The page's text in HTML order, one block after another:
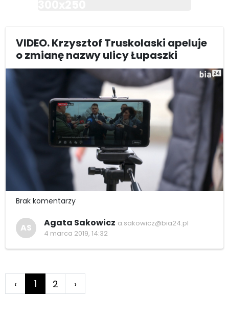
VIDEO. Krzysztof Truskolaski apeluje
o zmianę nazwy ulicy Łupaszki
Brak komentarzy
AS Agata Sakowicz a.sakowicz@bia24.pl
4 marca 2019, 14:32
‹ 1 2 ›